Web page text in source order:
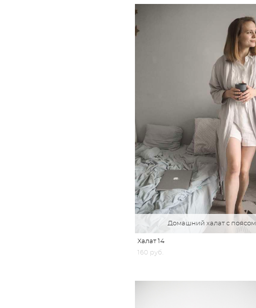
Домашний халат с поясом
Халат 14
160 pуб.